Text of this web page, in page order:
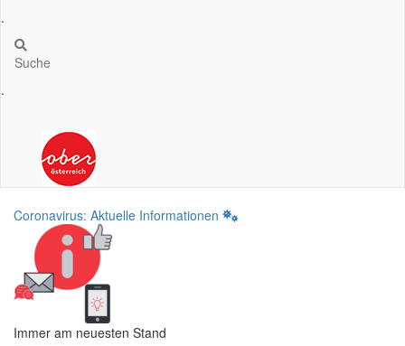
.
Suche
.
Coronavirus: Aktuelle Informationen
Immer am neuesten Stand